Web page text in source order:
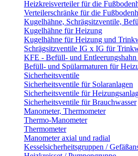
Heizkreisverteiler für die
Verteilerschränke für die
Kugelhähne, Schrägsitzventile,
Kugelhähne für Heizung
Kugelhähne für Heizung und
Schrägsitzventile IG x IG für
KFE - Befüll- und
Befüll- und Spülarmaturen für
Sicherheitsventile
Sicherheitsventile für Solaranlagen
Sicherheitsventile für
Sicherheitsventile für Brauchwasser
Manometer, Thermometer
Thermo-Manometer
Thermometer
Manometer axial und radial
Kesselsicherheitsgruppen /